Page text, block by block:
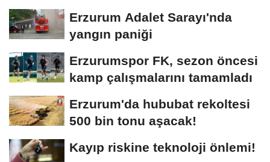
Erzurum Adalet Sarayı'nda
yangın paniği
Erzurumspor FK, sezon öncesi
kamp çalışmalarını tamamladı
Erzurum'da hububat rekoltesi
500 bin tonu aşacak!
Kayıp riskine teknoloji önlemi!